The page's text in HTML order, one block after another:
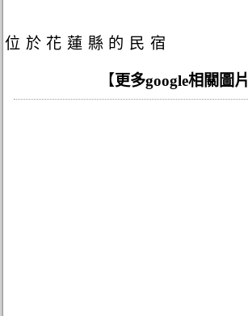
位於花蓮縣的民宿
【更多google相關圖片